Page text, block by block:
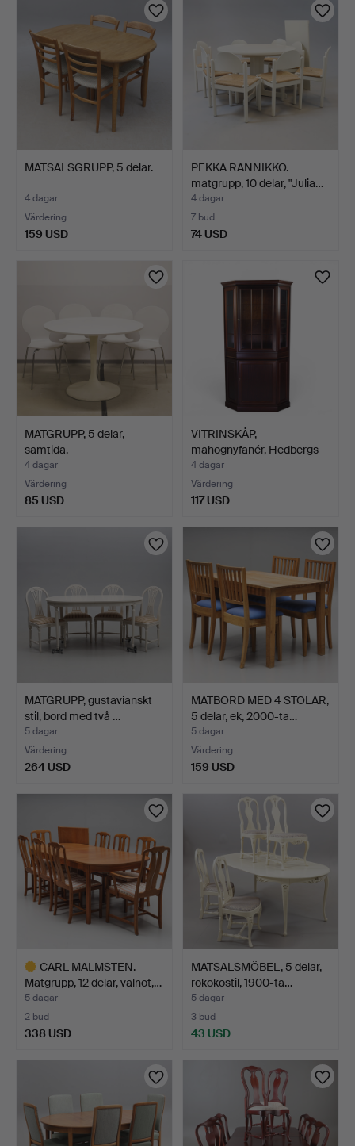
MATSALSGRUPP, 5 delar.
4 dagar
Värdering
159 USD
PEKKA RANNIKKO.
matgrupp, 10 delar, "Julia…
4 dagar
7 bud
74 USD
MATGRUPP, 5 delar,
samtida.
4 dagar
Värdering
85 USD
VITRINSKÅP,
mahognyfanér, Hedbergs
Vinslöv.
4 dagar
Värdering
117 USD
MATGRUPP, gustavianskt
stil, bord med två …
5 dagar
Värdering
264 USD
MATBORD MED 4 STOLAR,
5 delar, ek, 2000-ta…
5 dagar
Värdering
159 USD
CARL MALMSTEN.
Matgrupp, 12 delar, valnöt,…
5 dagar
2 bud
338 USD
MATSALSMÖBEL, 5 delar,
rokokostil, 1900-ta…
5 dagar
3 bud
43 USD